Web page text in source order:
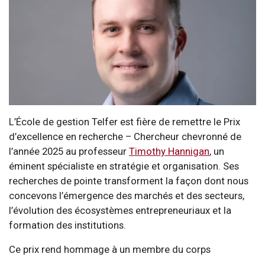
L’École de gestion Telfer est fière de remettre le Prix
d’excellence en recherche – Chercheur chevronné de
l’année 2025 au professeur Timothy Hannigan, un
éminent spécialiste en stratégie et organisation. Ses
recherches de pointe transforment la façon dont nous
concevons l’émergence des marchés et des secteurs,
l’évolution des écosystèmes entrepreneuriaux et la
formation des institutions.
Ce prix rend hommage à un membre du corps